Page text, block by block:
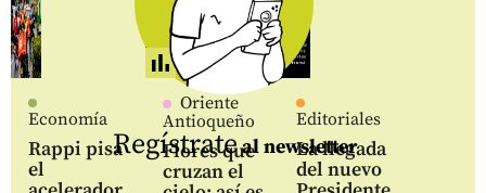
Economía
Rappi pisa
el
Oriente
Antioqueño
Flores que
cruzan el
Editoriales
La llegada
del nuevo
Regístrateal newsletter